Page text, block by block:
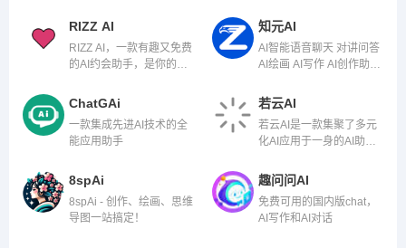
Midjourney、DallE等绘
和AI PPT等功能！
理解能力。
RIZZ AI
RIZZ AI，一款有趣又免费
的AI约会助手，是你的约
知元AI
AI智能语音聊天 对讲问答
AI绘画 AI写作 AI创作助手
ChatGAi
一款集成先进AI技术的全
能应用助手
若云AI
若云AI是一款集聚了多元
化AI应用于一身的AI助
创作高效，提供多样素材
与建议。一个可以为您提
供智能创作和绘画功能的
全新工具
8spAi
8spAi - 创作、绘画、思维
导图一站搞定！
趣问问AI
免费可用的国内版chat，
AI写作和AI对话